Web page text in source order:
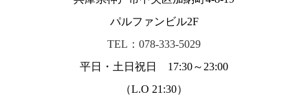
パルファンビル2F
TEL：078-333-5029
平日・土日祝日 17:30～23:00
（L.O 21:30）